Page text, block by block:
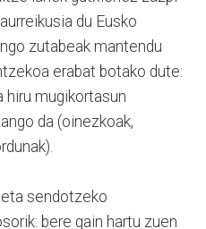
du Eusko
zutabeak mantendu
erabat botako dute:
hiru mugikortasun
da (oinezkoak,
sendotzeko
bere gain hartu zuen